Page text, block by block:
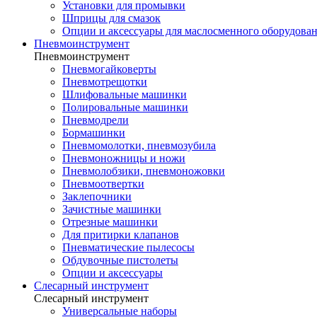
Установки для промывки
Шприцы для смазок
Опции и аксессуары для маслосменного
Пневмоинструмент
Пневмоинструмент
Пневмогайковерты
Пневмотрещотки
Шлифовальные машинки
Полировальные машинки
Пневмодрели
Бормашинки
Пневмомолотки, пневмозубила
Пневмоножницы и ножи
Пневмолобзики, пневмоножовки
Пневмоотвертки
Заклепочники
Зачистные машинки
Отрезные машинки
Для притирки клапанов
Пневматические пылесосы
Обдувочные пистолеты
Опции и аксессуары
Слесарный инструмент
Слесарный инструмент
Универсальные наборы